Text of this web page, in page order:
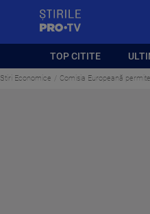
TOP CITITE
Stiri Economice Comisia Europeană